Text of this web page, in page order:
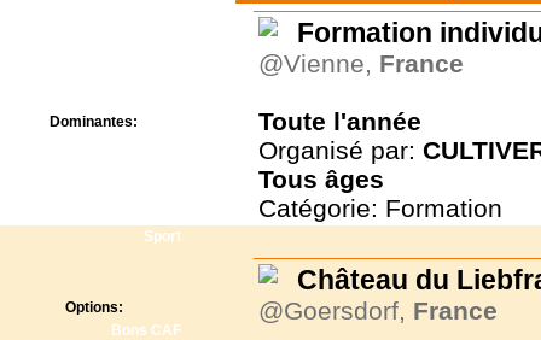
Dominantes:
Sport
Options:
Bons CAF
Formation
@Vienne, France
Toute l'année
Organisé par:
Tous âges
Catégorie: Formation
Château du
@Goersdorf, France